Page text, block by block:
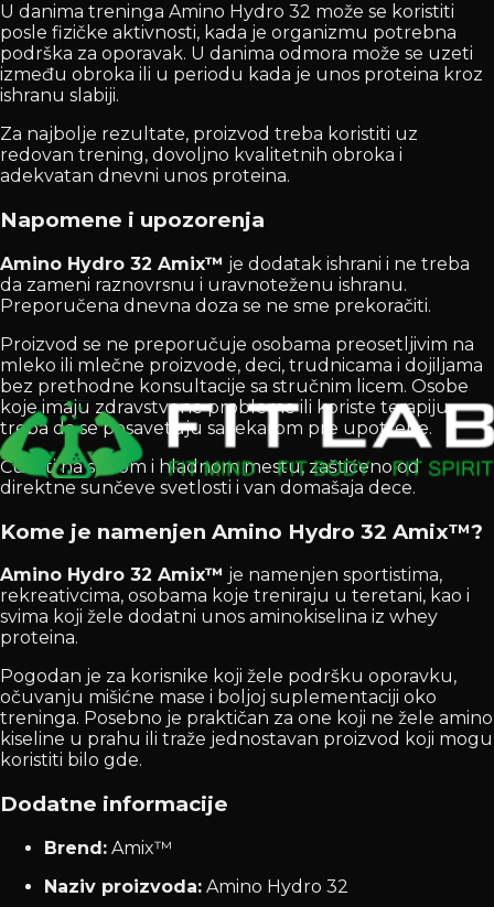
U danima treninga Amino Hydro 32 može se koristiti
posle fizičke aktivnosti, kada je organizmu potrebna
podrška za oporavak. U danima odmora može se uzeti
između obroka ili u periodu kada je unos proteina kroz
ishranu slabiji.
Za najbolje rezultate, proizvod treba koristiti uz
redovan trening, dovoljno kvalitetnih obroka i
adekvatan dnevni unos proteina.
Napomene i upozorenja
Amino Hydro 32 Amix™ je dodatak ishrani i ne treba
da zameni raznovrsnu i uravnoteženu ishranu.
Preporučena dnevna doza se ne sme prekoračiti.
Proizvod se ne preporučuje osobama preosetljivim na
mleko ili mlečne proizvode, deci, trudnicama i dojiljama
bez prethodne konsultacije sa stručnim licem. Osobe
koje imaju zdravstvene probleme ili koriste terapiju
treba da se posavetuju sa lekarom pre upotrebe.
Čuvati na suvom i hladnom mestu, zaštićeno od
direktne sunčeve svetlosti i van domašaja dece.
Kome je namenjen Amino Hydro 32 Amix™?
Amino Hydro 32 Amix™ je namenjen sportistima,
rekreativcima, osobama koje treniraju u teretani, kao i
svima koji žele dodatni unos aminokiselina iz whey
proteina.
Pogodan je za korisnike koji žele podršku oporavku,
očuvanju mišićne mase i boljoj suplementaciji oko
treninga. Posebno je praktičan za one koji ne žele amino
kiseline u prahu ili traže jednostavan proizvod koji mogu
koristiti bilo gde.
Dodatne informacije
Brend: Amix™
Naziv proizvoda: Amino Hydro 32